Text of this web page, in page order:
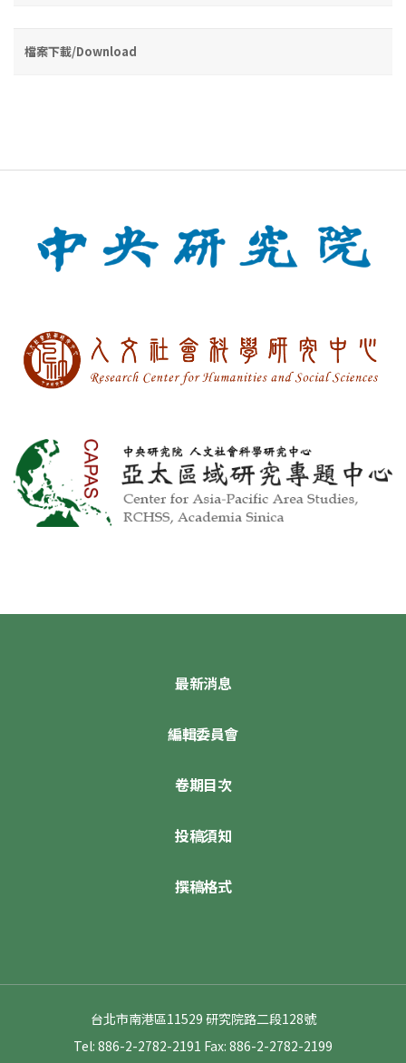
檔案下載/Download
最新消息
編輯委員會
卷期目次
投稿須知
撰稿格式
台北市南港區11529 研究院路二段128號
Tel: 886-2-2782-2191 Fax: 886-2-2782-2199